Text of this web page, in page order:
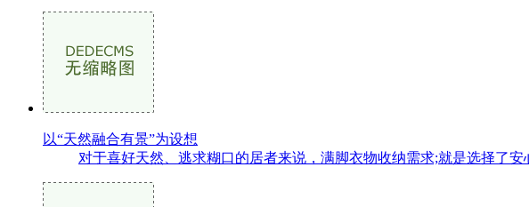
以“天然融合有景”为设想
对于喜好天然、逃求糊口的居者来说，满脚衣物收纳需求;就是选择了